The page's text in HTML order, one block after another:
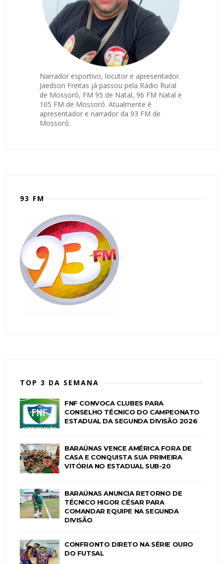
Narrador esportivo, locutor e apresentador.
Jaedson Freitas já passou pela Rádio Rural
de Mossoró, FM 95 de Natal, 96 FM Natal e
105 FM de Mossoró. Atualmente é
apresentador e narrador da 93 FM de
Mossoró.
93 FM
TOP 3 DA SEMANA
FNF CONVOCA CLUBES PARA
CONSELHO TÉCNICO DO CAMPEONATO
ESTADUAL DA SEGUNDA DIVISÃO 2026
BARAÚNAS VENCE AMÉRICA FORA DE
CASA E CONQUISTA SUA PRIMEIRA
VITÓRIA NO ESTADUAL SUB-20
BARAÚNAS ANUNCIA RETORNO DE
TÉCNICO HIGOR CÉSAR PARA
COMANDAR EQUIPE NA SEGUNDA
DIVISÃO
CONFRONTO DIRETO NA SÉRIE OURO
DO FUTSAL